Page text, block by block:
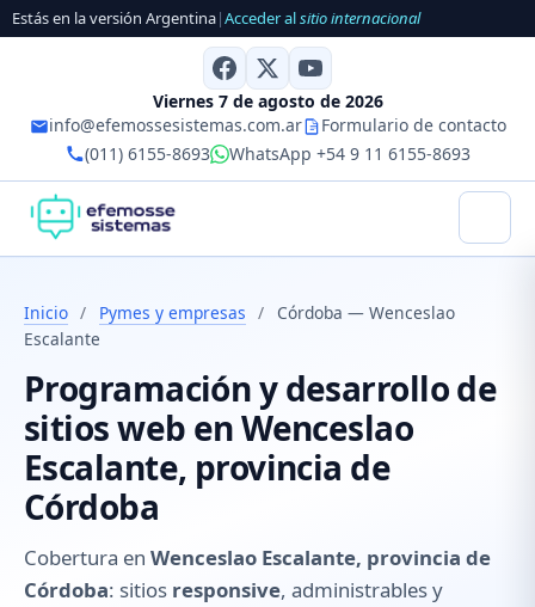
Estás en la versión Argentina|Acceder alsitio internacional
Viernes 7 de agosto de 2026
info@efemossesistemas.com.ar
Formulario de contacto
(011) 6155-8693
WhatsApp +54 9 11 6155-8693
Inicio / Pymes y empresas /
Córdoba — Wenceslao
Escalante
Programación y desarrollo de
sitios web en Wenceslao
Escalante, provincia de
Córdoba
Cobertura en Wenceslao Escalante, provincia de
Córdoba: sitios responsive, administrables y